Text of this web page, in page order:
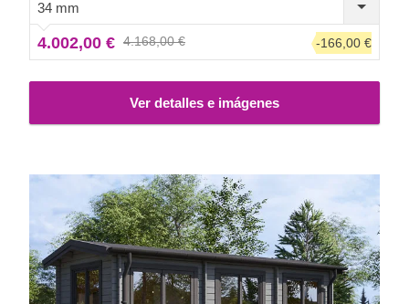
de relax en familia.
34 mm
4.002,00 € 4.168,00 € -166,00 €
Ver detalles e imágenes